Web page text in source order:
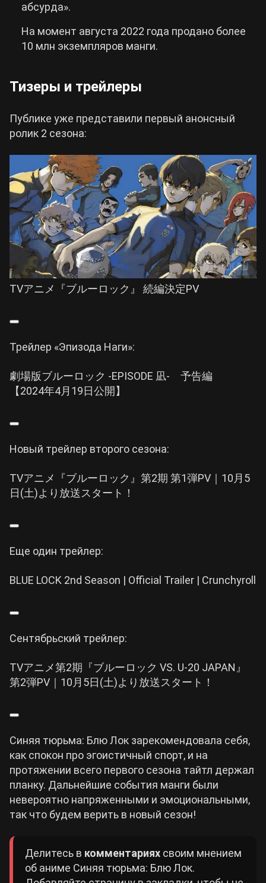
абсурда».
На момент августа 2022 года продано более
10 млн экземпляров манги.
Тизеры и трейлеры
Публике уже представили первый анонсный
ролик 2 сезона:
TVアニメ『ブルーロック』 続編決定PV
Трейлер «Эпизода Наги»:
劇場版ブルーロック -EPISODE 凪- 予告編
【2024年4月19日公開】
Новый трейлер второго сезона:
TVアニメ『ブルーロック』第2期 第1弾PV｜10月5
日(土)より放送スタート！
Еще один трейлер:
BLUE LOCK 2nd Season | Official Trailer | Crunchyroll
Сентябрьский трейлер:
TVアニメ第2期『ブルーロック VS. U-20 JAPAN』
第2弾PV｜10月5日(土)より放送スタート！
Синяя тюрьма: Блю Лок зарекомендовала себя,
как спокон про эгоистичный спорт, и на
протяжении всего первого сезона тайтл держал
планку. Дальнейшие события манги были
невероятно напряженными и эмоциональными,
так что будем верить в новый сезон!
Делитесь в комментариях своим мнением
об аниме Синяя тюрьма: Блю Лок.